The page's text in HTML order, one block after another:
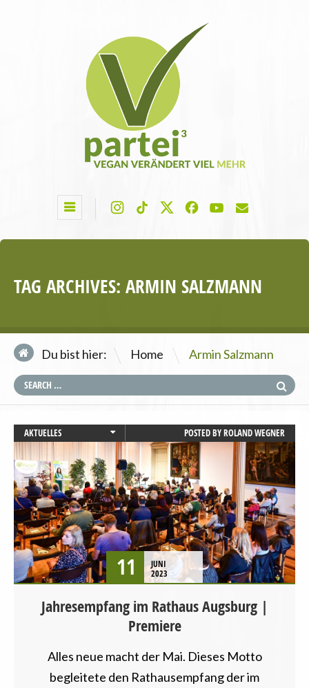
TAG ARCHIVES: ARMIN SALZMANN
Du bist hier: Home \ Armin Salzmann
AKTUELLES
AUGSBURG
LANDWIRTSCHAFT
MOBILITÄT UND VERKEHR
PRESSEMITTEILUNG
STARTSEITE
TIERSCHUTZ / TIERRECHTE
UMWELT UND KLIMA
VEGANISMUS
VERANSTALTUNGEN
POSTED BYROLAND WEGNER
11
JUNI
2023
Jahresempfang im Rathaus Augsburg |
Premiere
Alles neue macht der Mai. Dieses Motto
begleitete den Rathausempfang der im